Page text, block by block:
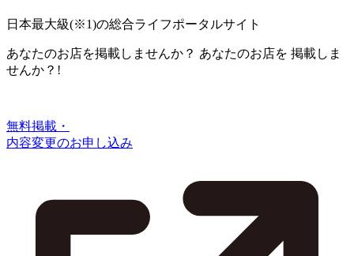
日本最大級(※1)の総合ライフポータルサイト
あなたのお店を掲載しませんか？ あなたのお店を 掲載しま
せんか？!
無料掲載・
内容変更のお申し込み